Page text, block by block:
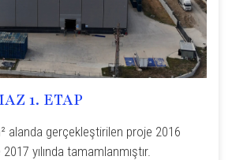
1. ETAP
alanda gerçekleştirilen proje 2016
yılında tamamlanmıştır.